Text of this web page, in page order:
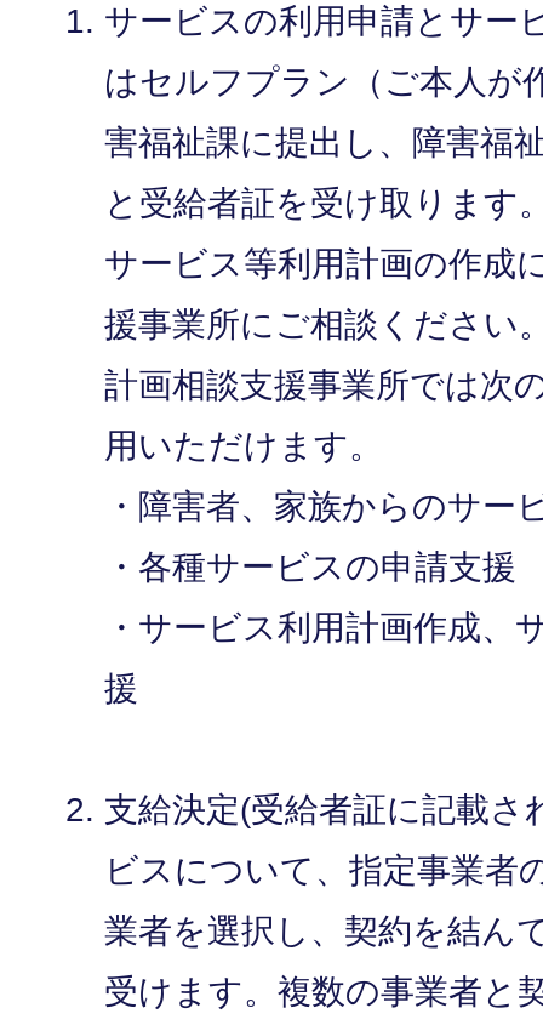
サービスの利用申請とサー
はセルフプラン（ご本人が
害福祉課に提出し、障害福
と受給者証を受け取ります
サービス等利用計画の作成
援事業所にご相談ください
計画相談支援事業所では次
用いただけます。
・障害者、家族からのサー
・各種サービスの申請支援
・サービス利用計画作成、
援
支給決定(受給者証に記載
ビスについて、指定事業者
業者を選択し、契約を結ん
受けます。複数の事業者と